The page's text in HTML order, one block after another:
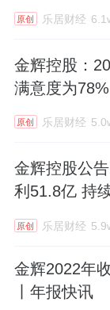
原创 乐居财经
金辉控股：
满意度为
原创 乐居财经
金辉控股公
利51.8亿 持
原创 乐居财经
金辉2022年
丨年报快讯